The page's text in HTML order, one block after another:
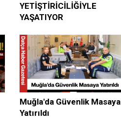
YETİŞTİRİCİLİĞİYLE
YAŞATIYOR
Muğla'da Güvenlik Masaya
Yatırıldı